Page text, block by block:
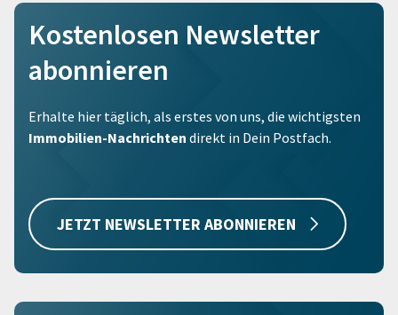
Kostenlosen Newsletter
abonnieren
Erhalte hier täglich, als erstes von uns, die wichtigsten
Immobilien-Nachrichten direkt in Dein Postfach.
JETZT NEWSLETTER ABONNIEREN